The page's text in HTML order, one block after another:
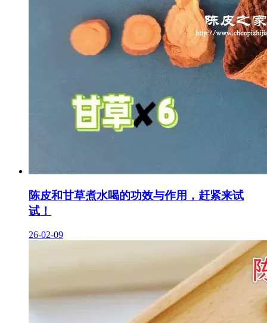
陈皮和甘草煮水喝的功效与作用，赶紧来试
试！
26-02-09